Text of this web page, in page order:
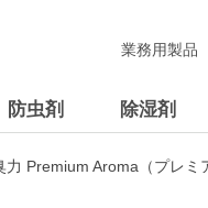
防虫剤 除湿剤
業務用製品
力 Premium Aroma（プレ